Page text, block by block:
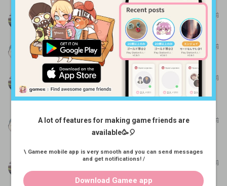
カイト 6か月前
なるほどです〜分かりました。 ありがとうございます
ちーまめ 6か月前
こちらこそありがとうございます。 よろしくお願いします！
カイト 6か月前
なんか入ってきて早々すいません でした！ よろしくお願い
します🙇
ちーまめ 6か月前
全然大丈夫です！ よろしくお願いします！ タイミング合っ
6か月前
まあそうですねー タイミング合ったらマリカやりましょ
A lot of features for making game friends are
available🥳🎈
\ Gamee mobile app is very smooth and you can send messages
and get notifications! /
Download Gamee app